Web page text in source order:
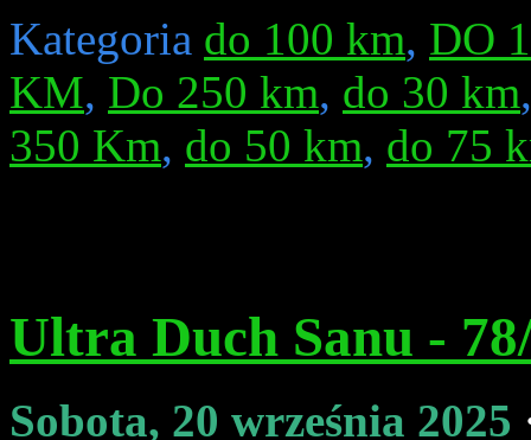
Kategoria do 100 km, DO
KM, Do 250 km, do 30 km
350 Km, do 50 km, do 75
Ultra Duch Sanu -
Sobota, 20 września 2025